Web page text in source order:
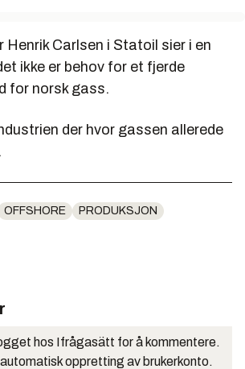
Henrik Carlsen i Statoil sier i en
ikke er behov for et fjerde
for norsk gass.
der hvor gassen allerede
OFFSHORE PRODUKSJON
hos Ifrågasätt for å kommentere.
oppretting av brukerkonto.